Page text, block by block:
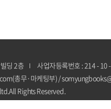
딩 2층
사업자등록번호 : 214 - 10
총무·마케팅부) /
Rights Reserved.